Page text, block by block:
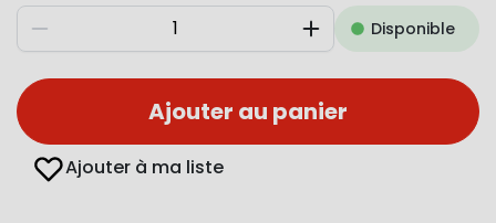
Diminuer AugmenterDisponible
Ajouter au panier
Ajouter à ma liste